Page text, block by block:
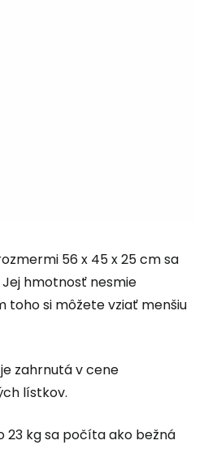
56 x 45 x 25 cm sa
hmotnosť nesmie
toho si môžete vziať menšiu
zahrnutá v cene
lístkov.
23 kg sa počíta ako bežná